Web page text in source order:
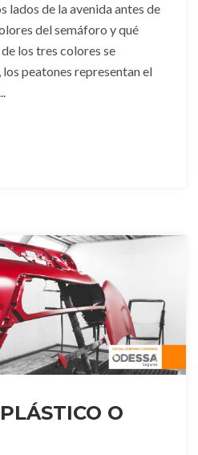
lados de la avenida antes de
del semáforo y qué
los tres colores se
peatones representan el
O